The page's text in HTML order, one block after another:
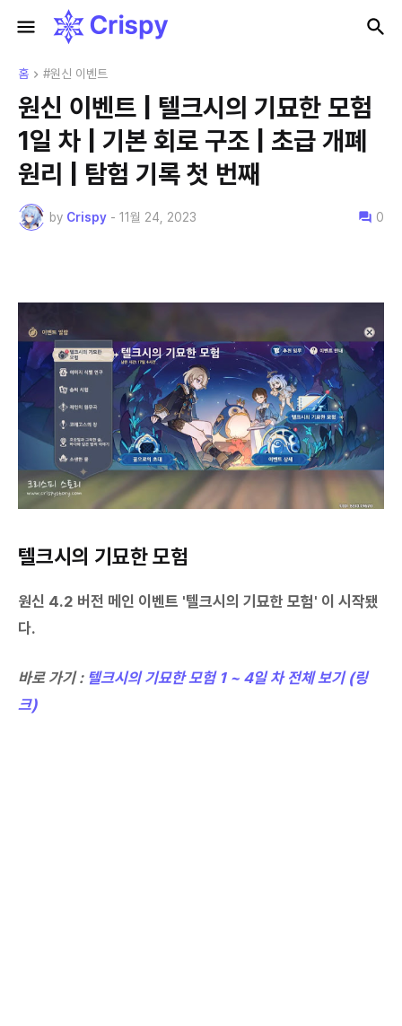
홈 #원신 이벤트
원신 이벤트 | 텔크시의 기묘한 모험
1일 차 | 기본 회로 구조 | 초급 개폐
원리 | 탐험 기록 첫 번째
by Crispy - 11월 24, 2023 0
텔크시의 기묘한 모험
원신 4.2 버전 메인 이벤트 '텔크시의 기묘한 모험' 이 시작됐
다.
바로 가기 : 텔크시의 기묘한 모험 1 ~ 4일 차 전체 보기 (링
크)